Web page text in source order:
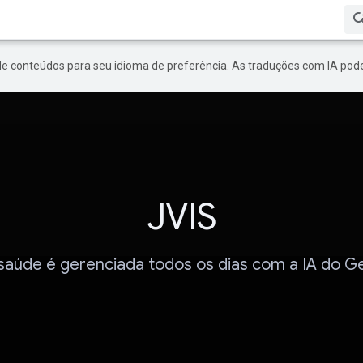
conteúdos para seu idioma de preferência. As traduções com IA
JVIS
é gerenciada todos os dias com a IA do